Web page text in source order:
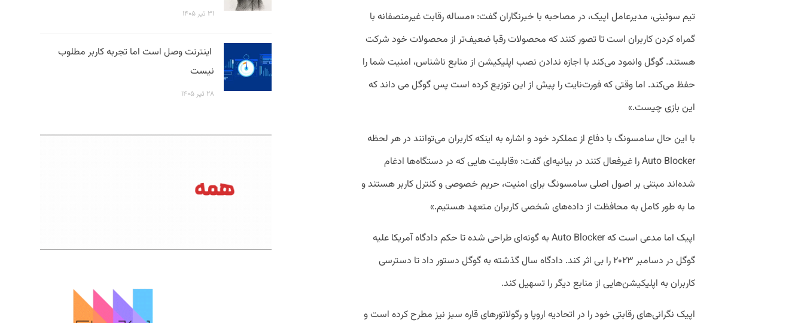
تیم سوئینی، مدیرعامل اپیک، در مصاحبه‌‌ با خبرنگاران گفت: «مساله رقابت غیرمنصفانه با
گمراه کردن کاربران است تا تصور کنند که محصولات رقبا ضعیف‌تر از محصولات خود شرکت
هستند. گوگل وانمود می‌کند با اجازه ندادن نصب اپلیکیشن از منابع ناشناس، امنیت شما را
حفظ می‌کند. اما وقتی که فورت‌نایت را پیش از این توزیع کرده است پس گوگل می داند که
این بازی چیست.»
با این حال سامسونگ با دفاع از عملکرد خود و اشاره به اینکه کاربران می‌توانند در هر لحظه
Auto Blocker را غیرفعال کنند در بیانیه‌ای گفت: «قابلیت هایی که در دستگاه‌ها ادغام
شده‌اند مبتنی بر اصول اصلی سامسونگ برای امنیت، حریم خصوصی و کنترل کاربر هستند و
ما به طور کامل به محافظت از داده‌های شخصی کاربران متعهد هستیم.»
اپیک اما مدعی است که Auto Blocker به گونه‌ای طراحی شده تا حکم دادگاه آمریکا علیه
گوگل در دسامبر ۲۰۲۳ را بی اثر کند. دادگاه سال گذشته به گوگل دستور داد تا دسترسی
کاربران به اپلیکیشن‌هایی از منابع دیگر را تسهیل کند.
اپیک نگرانی‌های رقابتی خود را در اتحادیه اروپا و رگولاتور‌های قاره سبز نیز مطرح کرده است و
۳۱ تیر ۱۴۰۵
اینترنت وصل است اما تجربه کاربر مطلوب
نیست
۲۸ تیر ۱۴۰۵